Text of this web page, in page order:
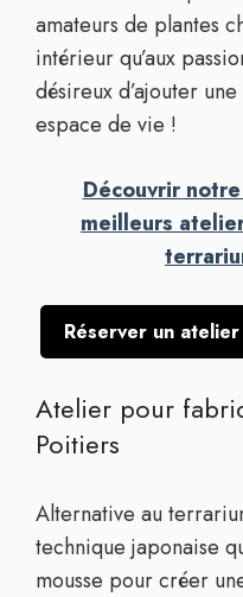
amateurs de plantes
intérieur qu’aux
désireux d’ajouter
espace de vie !
Découvrir
meilleurs
Réserver un
Atelier pour
Poitiers
Alternative au
technique japonaise
mousse pour créer